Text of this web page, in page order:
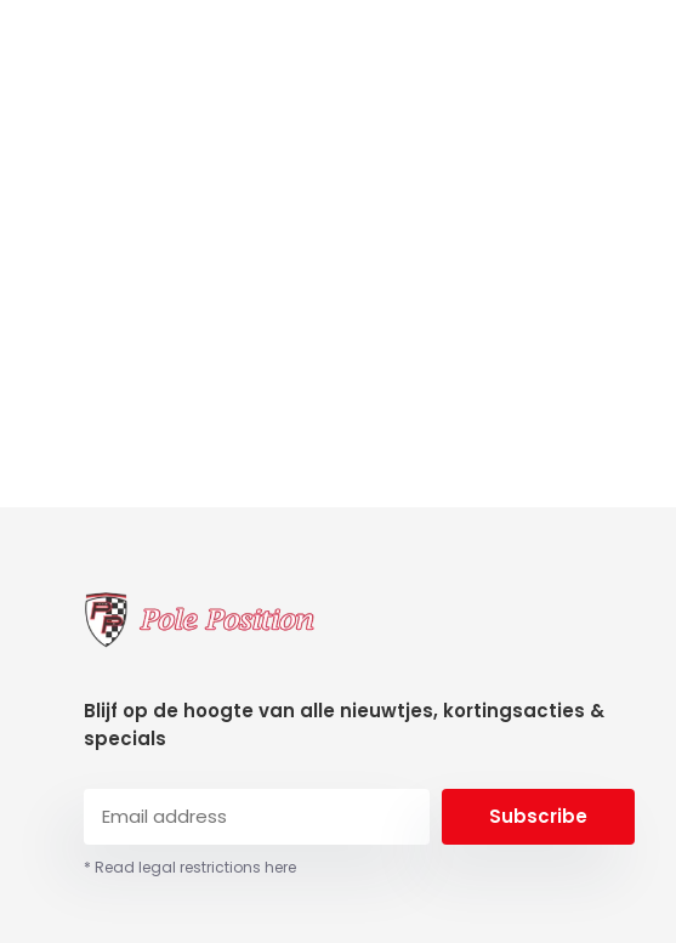
Blijf op de hoogte van alle nieuwtjes, kortingsacties &
specials
Subscribe
* Read legal restrictions here